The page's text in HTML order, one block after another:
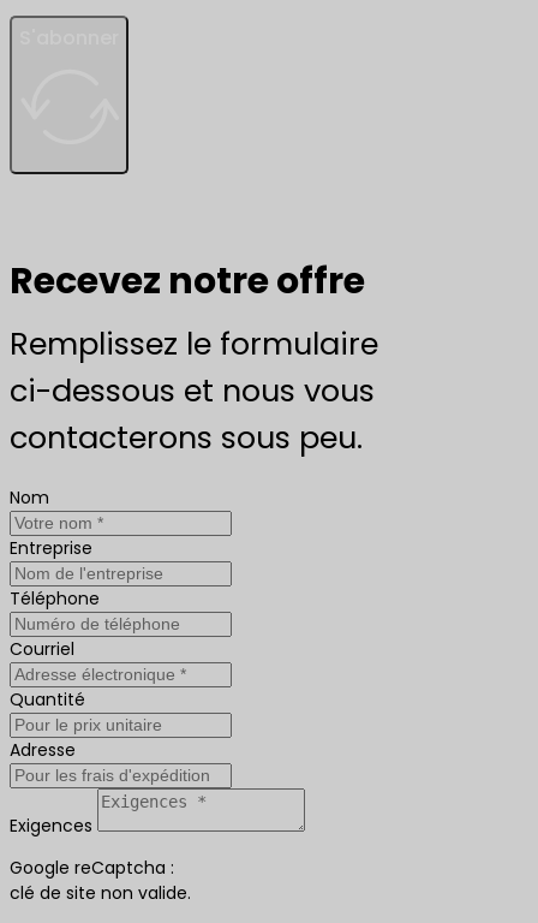
Recevez notre offre
Remplissez le formulaire
ci-dessous et nous vous
contacterons sous peu.
Nom
Entreprise
Téléphone
Courriel
Quantité
Adresse
Exigences
Google reCaptcha :
clé de site non valide.